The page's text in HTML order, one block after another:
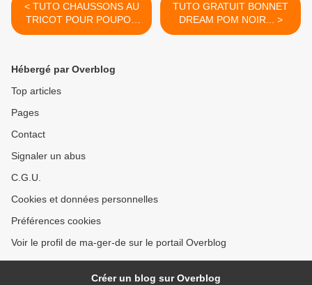
< TUTO CHAUSSONS AU
TRICOT POUR POUPON
38 CM
TUTO GRATUIT BONNET
DREAM POM NOIR... >
Hébergé par Overblog
Top articles
Pages
Contact
Signaler un abus
C.G.U.
Cookies et données personnelles
Préférences cookies
Voir le profil de ma-ger-de sur le portail Overblog
Créer un blog sur Overblog